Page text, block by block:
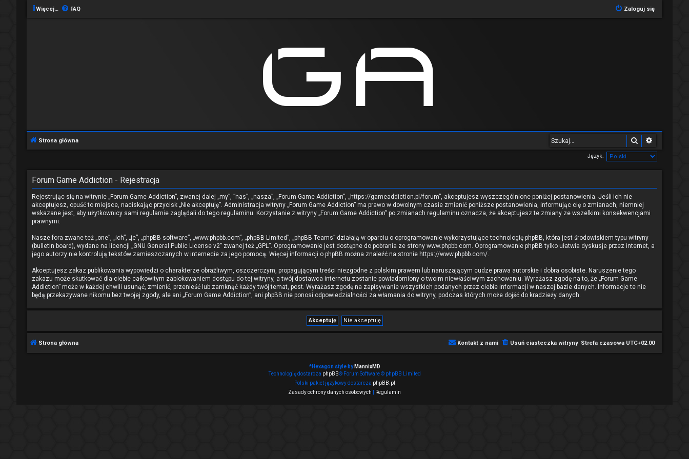
Więcej… FAQ Zaloguj się
Strona główna Szukaj
Język:
Forum Game Addiction - Rejestracja
Rejestrując się na witrynie „Forum Game Addiction”, zwanej dalej „my”, ”nas”, „nasza”, „Forum Game Addiction”, „https://gameaddiction.pl/forum”, akceptujesz wyszczególnione poniżej postanowienia. Jeśli ich nie
akceptujesz, opuść to miejsce, naciskając przycisk „Nie akceptuję”. Administracja witryny „Forum Game Addiction” ma prawo w dowolnym czasie zmienić poniższe postanowienia, informując cię o zmianach, niemniej
wskazane jest, aby użytkownicy sami regularnie zaglądali do tego regulaminu. Korzystanie z witryny „Forum Game Addiction” po zmianach regulaminu oznacza, że akceptujesz te zmiany ze wszelkimi konsekwencjami
prawnymi.
Nasze fora zwane też „one”, „ich”, „je”, „phpBB software”, „www.phpbb.com”, „phpBB Limited”, „phpBB Teams” działają w oparciu o oprogramowanie wykorzystujące technologię phpBB, która jest środowiskiem typu witryny
(bulletin board), wydane na licencji „GNU General Public License v2” zwanej też „GPL”. Oprogramowanie jest dostępne do pobrania ze strony www.phpbb.com . Oprogramowanie phpBB tylko ułatwia dyskusje przez internet, a
jego autorzy nie kontrolują tekstów zamieszczanych w internecie za jego pomocą. Więcej informacji o phpBB można znaleźć na stronie https://www.phpbb.com/
Akceptujesz zakaz publikowania wypowiedzi o charakterze obraźliwym, oszczerczym, propagującym treści niezgodne z polskim prawem lub naruszającym cudze prawa autorskie i dobra osobiste. Naruszenie tego
zakazu może skutkować dla ciebie całkowitym zablokowaniem dostępu do tej witryny, a twój dostawca internetu zostanie powiadomiony o twoim niewłaściwym zachowaniu. Wyrażasz zgodę na to, że „Forum Game
Addiction” może w każdej chwili usunąć, zmienić, przenieść lub zamknąć każdy twój temat, post. Wyrażasz zgodę na zapisywanie wszystkich podanych przez ciebie informacji w naszej bazie danych. Informacje te nie
będą przekazywane nikomu bez twojej zgody, ale ani „Forum Game Addiction”, ani phpBB nie ponosi odpowiedzialności za włamania do witryny, podczas których może dojść do kradzieży danych.
Strona główna Strefa czasowa UTC+02:00
Usuń ciasteczka witryny
Kontakt z nami
*Hexagon style by MannixMD
Technologię dostarcza phpBB® Forum Software © phpBB Limited
Polski pakiet językowy dostarcza phpBB.pl
Zasady ochrony danych osobowych
Regulamin